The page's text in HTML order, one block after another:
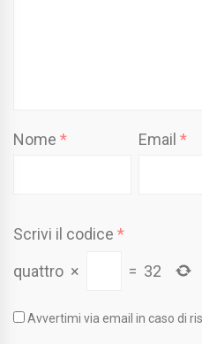
Nome * Email*
Scrivi il codice *
quattro × = 32
Avvertimi via email in caso di